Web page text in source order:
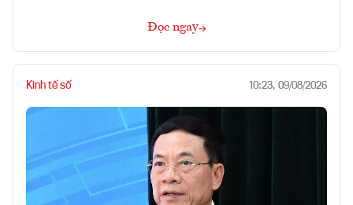
Đọc ngay
Kinh tế số 10:23, 09/08/2026